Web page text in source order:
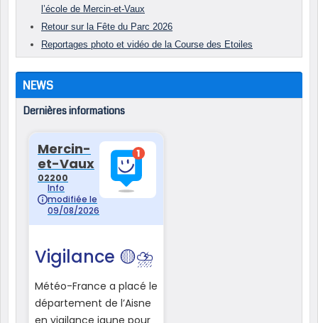
l’école de Mercin-et-Vaux
Retour sur la Fête du Parc 2026
Reportages photo et vidéo de la Course des Etoiles
NEWS
Dernières informations